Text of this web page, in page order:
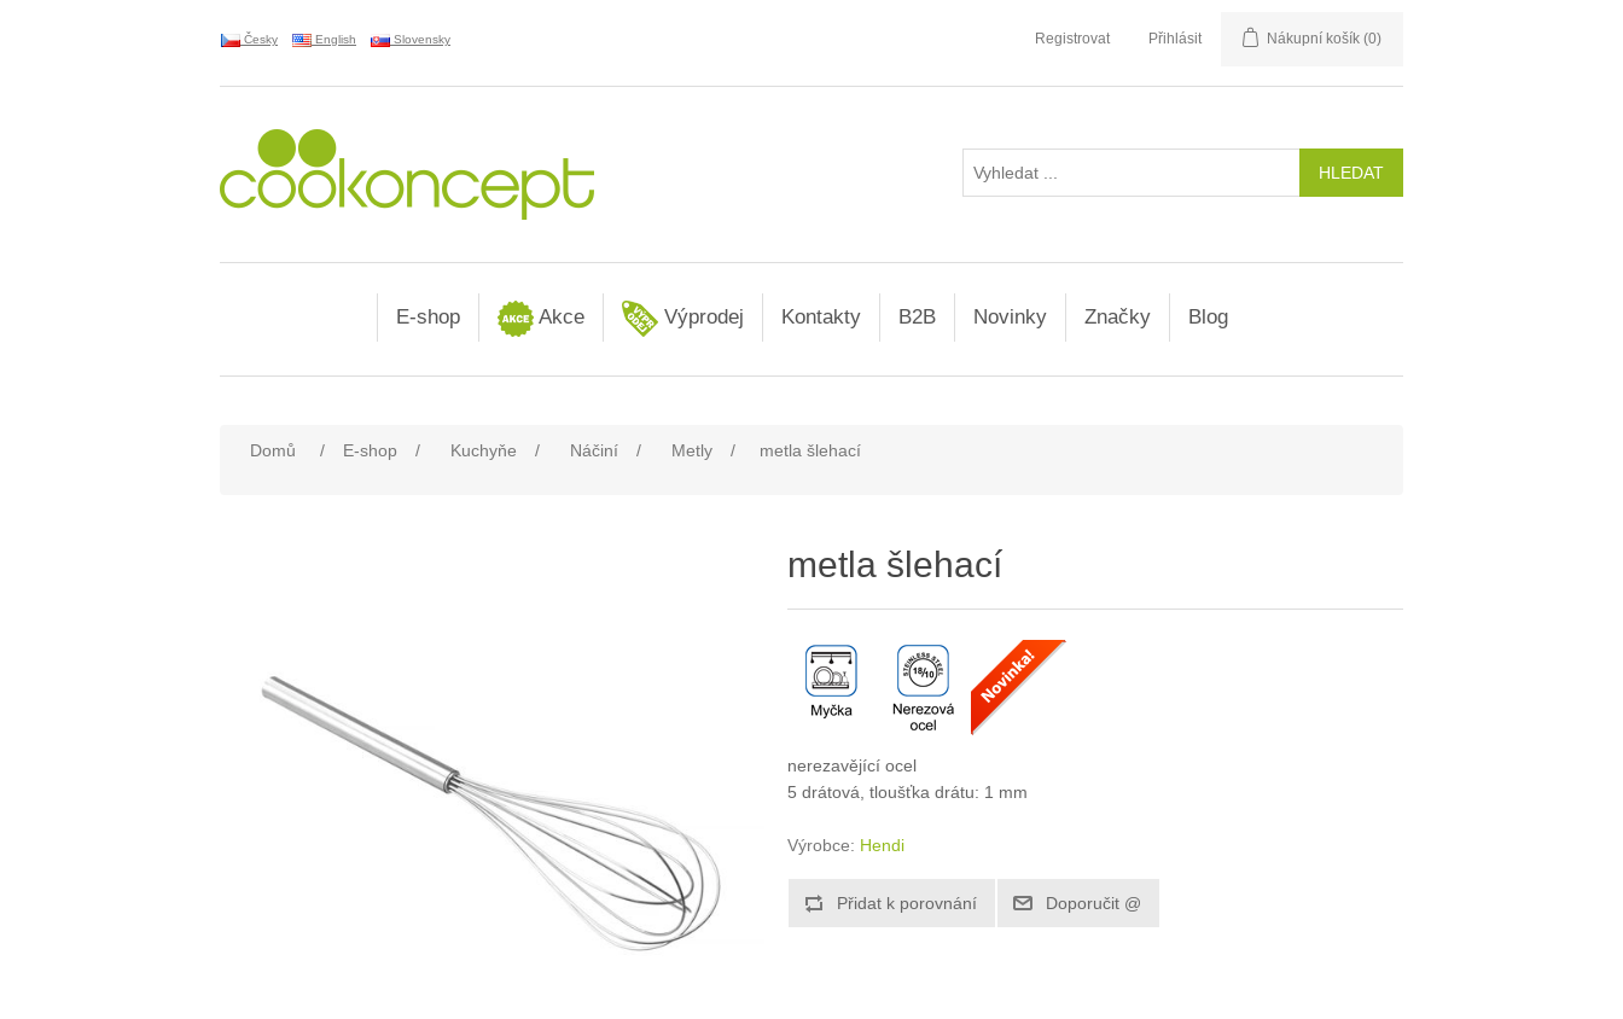
Česky English Slovensky Registrovat Přihlásit Nákupní košík (0)
E-shop Akce Výprodej Kontakty B2B Novinky Značky Blog
Domů / E-shop / Kuchyňe / Náčiní / Metly / metla šlehací
metla šlehací
nerezavějící ocel
5 drátová, tloušťka drátu: 1 mm
Výrobce: Hendi